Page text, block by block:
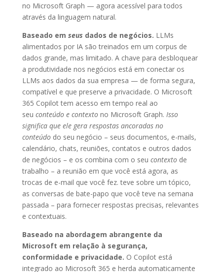
no Microsoft Graph — agora acessível para todos
através da linguagem natural.
Baseado em seus dados de negócios. LLMs
alimentados por IA são treinados em um corpus de
dados grande, mas limitado. A chave para desbloquear
a produtividade nos negócios está em conectar os
LLMs aos dados da sua empresa — de forma segura,
compatível e que preserve a privacidade. O Microsoft
365 Copilot tem acesso em tempo real ao
seu conteúdo e contextono Microsoft Graph. Isso
significa que ele gera respostas ancoradas no
conteúdodo seu negócio – seus documentos, e-mails,
calendário, chats, reuniões, contatos e outros dados
de negócios – e os combina com o seu contextode
trabalho – a reunião em que você está agora, as
trocas de e-mail que você fez. teve sobre um tópico,
as conversas de bate-papo que você teve na semana
passada – para fornecer respostas precisas, relevantes
e contextuais.
Baseado na abordagem abrangente da
Microsoft em relação à segurança,
conformidade e privacidade. O Copilot está
integrado ao Microsoft 365 e herda automaticamente